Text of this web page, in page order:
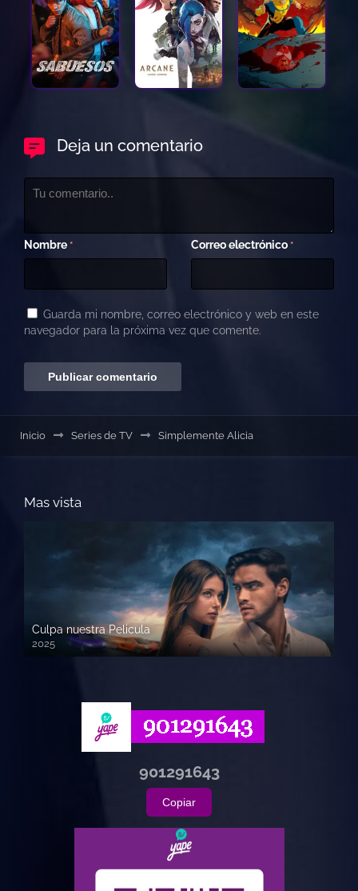
Deja un comentario
Nombre * Correo electrónico *
Guarda mi nombre, correo electrónico y web en este
navegador para la próxima vez que comente.
Inicio Series de TV Simplemente Alicia
Mas vista
Culpa nuestra Pelicula
2025
720p HD
901291643
Copiar